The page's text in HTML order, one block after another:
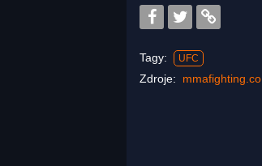
Tagy: UFC
Zdroje: